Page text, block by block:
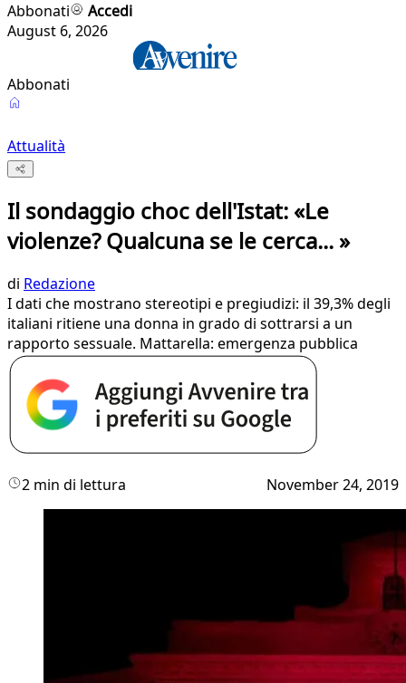
Abbonati
Accedi
August 6, 2026
Abbonati
Attualità
Il sondaggio choc dell'Istat: «Le
violenze? Qualcuna se le cerca... »
di Redazione
I dati che mostrano stereotipi e pregiudizi: il 39,3% degli
italiani ritiene una donna in grado di sottrarsi a un
rapporto sessuale. Mattarella: emergenza pubblica
2 min di lettura November 24, 2019